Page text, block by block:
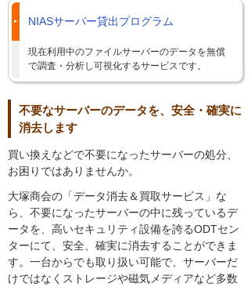
NIASサーバー貸出プログラム
現在利用中のファイルサーバーのデータを無償
で調査・分析し可視化するサービスです。
不要なサーバーのデータを、安全・確実に
消去します
買い換えなどで不要になったサーバーの処分、
お困りではありませんか。
大塚商会の「データ消去＆買取サービス」な
ら、不要になったサーバーの中に残っているデ
ータを、高いセキュリティ設備を誇るODTセン
ターにて、安全、確実に消去することができま
す。一台からでも取り扱い可能で、サーバーだ
けではなくストレージや磁気メディアなど多数